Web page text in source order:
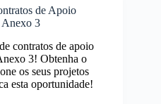
de Apoio
Anexo 3
contratos de apoio
3! Obtenha o
os seus projetos
esta oportunidade!